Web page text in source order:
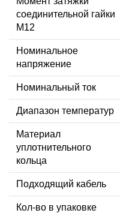
соединительной гайки
M12
Номинальное
напряжение
Номинальный ток
Диапазон температур
Материал
уплотнительного
кольца
Подходящий кабель
Кол-во в упаковке